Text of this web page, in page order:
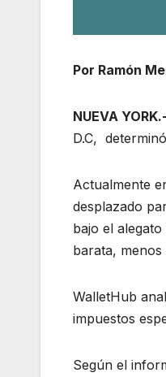
Por Ramón
NUEVA YORK.-
D.C,
Actualmente
desplazado
bajo el
barata,
WalletHub
impuestos
Según el